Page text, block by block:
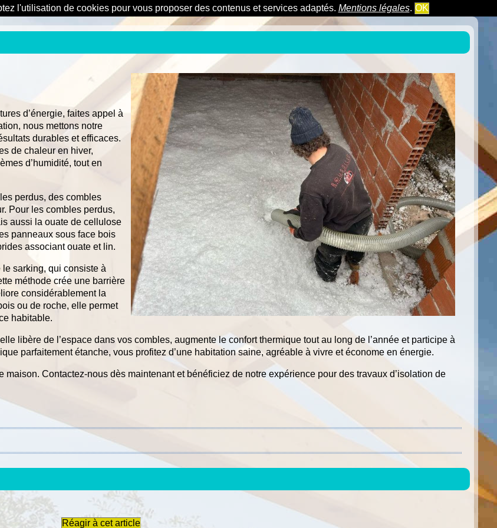
l'utilisation de cookies pour vous proposer des contenus et services adaptés. Mentions légales. OK
d’énergie, faites appel à
nous mettons notre
durables et efficaces.
de chaleur en hiver,
d’humidité, tout en
perdus, des combles
Pour les combles perdus,
aussi la ouate de cellulose
panneaux sous face bois
associant ouate et lin.
sarking, qui consiste à
méthode crée une barrière
considérablement la
ou de roche, elle permet
habitable.
libère de l’espace dans vos combles, augmente le confort thermique tout au long de l’année et participe à
parfaitement étanche, vous profitez d’une habitation saine, agréable à vivre et économe en énergie.
maison. Contactez-nous dès maintenant et bénéficiez de notre expérience pour des travaux d’isolation de
Réagir à cet article